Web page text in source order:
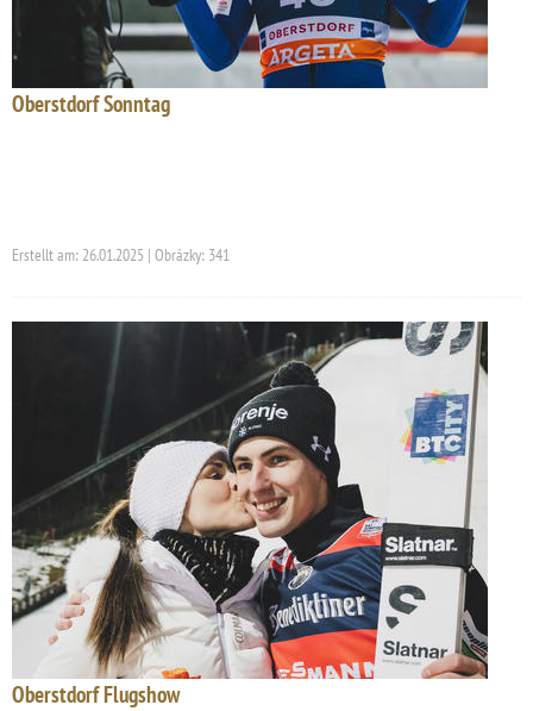
Oberstdorf Sonntag
Erstellt am: 26.01.2025 | Obrázky: 341
Oberstdorf Flugshow